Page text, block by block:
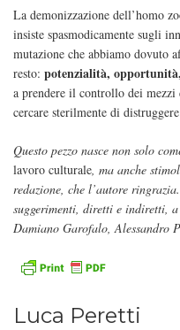
La demonizzazione dell’homo
insiste spasmodicamente sugli
mutazione che abbiamo dovuto
resto: potenzialità,
a prendere il controllo dei mezzi
cercare sterilmente di
Questo pezzo nasce non solo
lavoro culturale , ma anche
redazione, che l’autore
suggerimenti, diretti e indiretti,
Damiano Garofalo, Alessandro
Luca Peretti